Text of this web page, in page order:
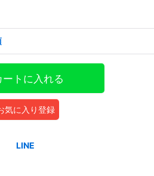
ートに入れる
気に入り登録